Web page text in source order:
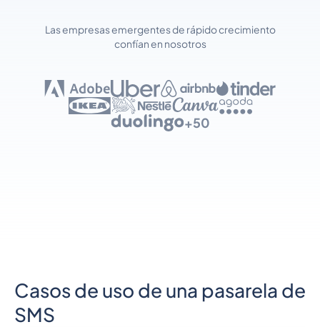
Las empresas emergentes de rápido crecimiento
confían en nosotros
+50
Casos de uso de una pasarela de
SMS